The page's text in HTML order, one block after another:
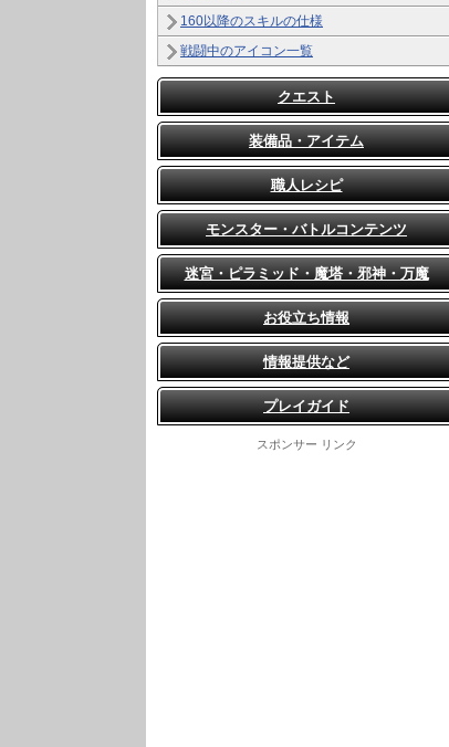
160以降のスキルの仕様
戦闘中のアイコン一覧
クエスト
装備品・アイテム
職人レシピ
モンスター・バトルコンテンツ
迷宮・ピラミッド・魔塔・邪神・万魔
お役立ち情報
情報提供など
プレイガイド
スポンサー リンク